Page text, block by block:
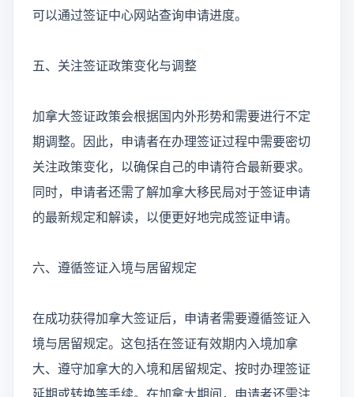
可以通过签证中心网站查询申请进度。
五、关注签证政策变化与调整
加拿大签证政策会根据国内外形势和需要进行不定
期调整。因此，申请者在办理签证过程中需要密切
关注政策变化，以确保自己的申请符合最新要求。
同时，申请者还需了解加拿大移民局对于签证申请
的最新规定和解读，以便更好地完成签证申请。
六、遵循签证入境与居留规定
在成功获得加拿大签证后，申请者需要遵循签证入
境与居留规定。这包括在签证有效期内入境加拿
大、遵守加拿大的入境和居留规定、按时办理签证